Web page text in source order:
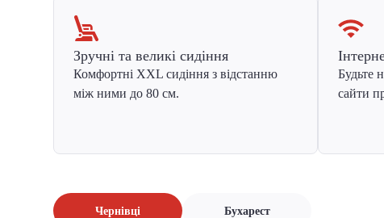
Зручні та великі сидіння
Комфортні XXL сидіння з відстанню
між ними до 80 см.
Будьте
сайти
Чернівці Бухарест